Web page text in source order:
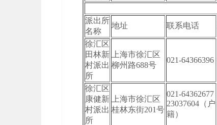
派出所
名称
地址 联系电话
徐汇区
田林新
村派出
所
上海市徐汇区
柳州路688号
021-64366396
徐汇区
康健新
村派出
所
上海市徐汇区
桂林东街201号
021-64362677
23037604（户
籍）